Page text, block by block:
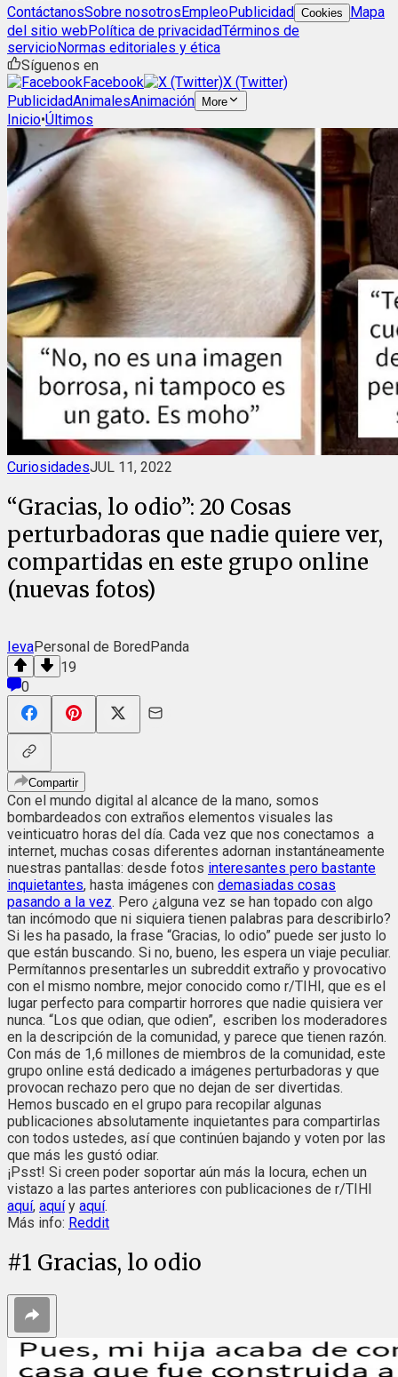
ContáctanosSobre nosotrosEmpleoPublicidad Cookies
Mapa
del sitio webPolítica de privacidadTérminos de
servicioNormas editoriales y ética
Síguenos en
Facebook
X (Twitter)
PublicidadAnimalesAnimación More
Inicio•Últimos
CuriosidadesJUL 11, 2022
“Gracias, lo odio”: 20 Cosas
perturbadoras que nadie quiere ver,
compartidas en este grupo online
(nuevas fotos)
IevaPersonal de BoredPanda
19
0
Compartir
Con el mundo digital al alcance de la mano, somos
bombardeados con extraños elementos visuales las
veinticuatro horas del día. Cada vez que nos conectamos a
internet, muchas cosas diferentes adornan instantáneamente
nuestras pantallas: desde fotos interesantes pero bastante
inquietantes, hasta imágenes con demasiadas cosas
pasando a la vez. Pero ¿alguna vez se han topado con algo
tan incómodo que ni siquiera tienen palabras para describirlo?
Si les ha pasado, la frase “Gracias, lo odio” puede ser justo lo
que están buscando. Si no, bueno, les espera un viaje peculiar.
Permítannos presentarles un subreddit extraño y provocativo
con el mismo nombre, mejor conocido como r/TIHI, que es el
lugar perfecto para compartir horrores que nadie quisiera ver
nunca. “Los que odian, que odien”, escriben los moderadores
en la descripción de la comunidad, y parece que tienen razón.
Con más de 1,6 millones de miembros de la comunidad, este
grupo online está dedicado a imágenes perturbadoras y que
provocan rechazo pero que no dejan de ser divertidas.
Hemos buscado en el grupo para recopilar algunas
publicaciones absolutamente inquietantes para compartirlas
con todos ustedes, así que continúen bajando y voten por las
que más les gustó odiar.
¡Psst! Si creen poder soportar aún más la locura, echen un
vistazo a las partes anteriores con publicaciones de r/TIHI
aquí, aquíy aquí.
Más info: Reddit
#1 Gracias, lo odio